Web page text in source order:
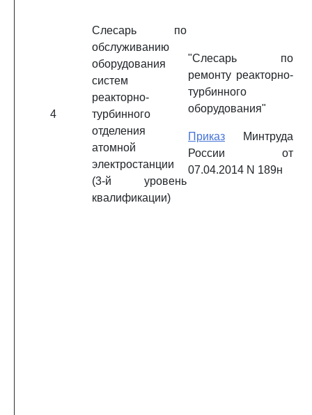
4
Слесарь по
обслуживанию
оборудования
систем
реакторно-
турбинного
отделения
атомной
электростанции
(3-й уровень
квалификации)
"Слесарь по
ремонту реакторно-
турбинного
оборудования"
Приказ Минтруда
России от
07.04.2014 N 189н